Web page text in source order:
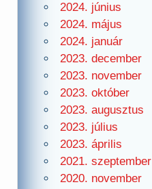
2024. június
2024. május
2024. január
2023. december
2023. november
2023. október
2023. augusztus
2023. július
2023. április
2021. szeptember
2020. november